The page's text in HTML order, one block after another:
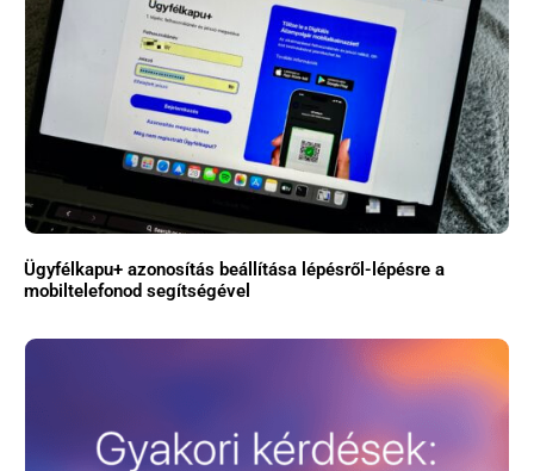
Ügyfélkapu+ azonosítás beállítása lépésről-lépésre a
mobiltelefonod segítségével